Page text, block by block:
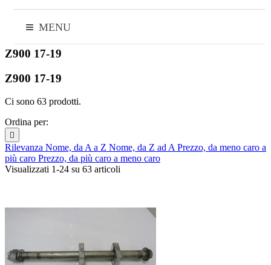
MENU
Z900 17-19
Z900 17-19
Ci sono 63 prodotti.
Ordina per:

Rilevanza Nome, da A a Z Nome, da Z ad APrezzo, da meno caro a
più caro Prezzo, da più caro a meno caro
Visualizzati 1-24 su 63 articoli